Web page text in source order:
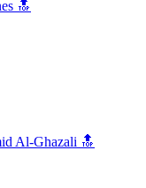
🔝
Al-Ghazali 🔝